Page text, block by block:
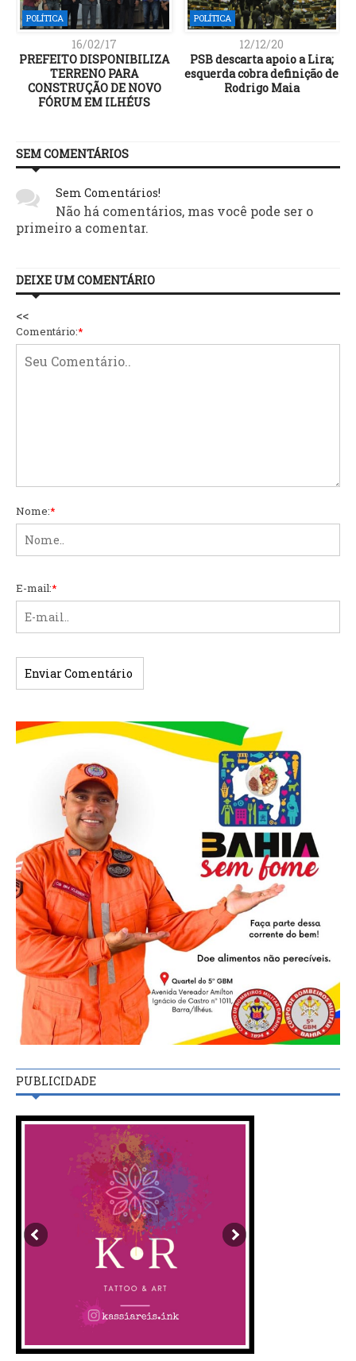
POLÍTICA
16/02/17
PREFEITO DISPONIBILIZA
TERRENO PARA
CONSTRUÇÃO DE NOVO
FÓRUM EM ILHÉUS
POLÍTICA
12/12/20
PSB descarta apoio a Lira;
esquerda cobra definição de
Rodrigo Maia
SEM COMENTÁRIOS
Sem Comentários!
Não há comentários, mas você pode ser o
primeiro a comentar.
DEIXE UM COMENTÁRIO
<<
Comentário:*
Nome:*
E-mail:*
PUBLICIDADE